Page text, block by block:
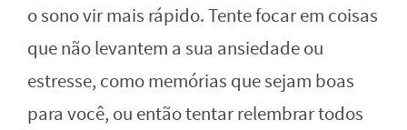
o sono vir mais rápido. Tente focar em coisas
que não levantem a sua ansiedade ou
estresse, como memórias que sejam boas
para você, ou então tentar relembrar todos